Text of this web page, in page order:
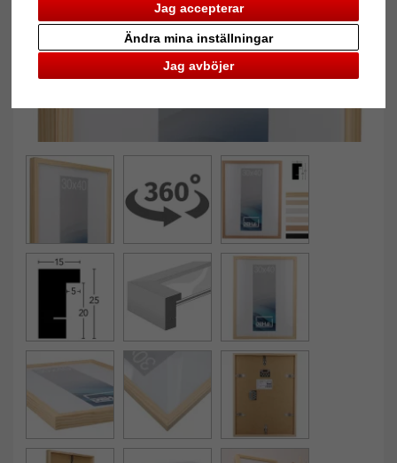
Jag accepterar
Jag avböjer
Ändra mina inställningar